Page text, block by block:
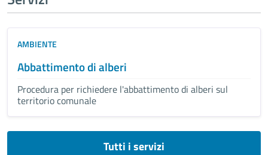
AMBIENTE
Abbattimento di alberi
Procedura per richiedere l'abbattimento di alberi sul
territorio comunale
Tutti i servizi